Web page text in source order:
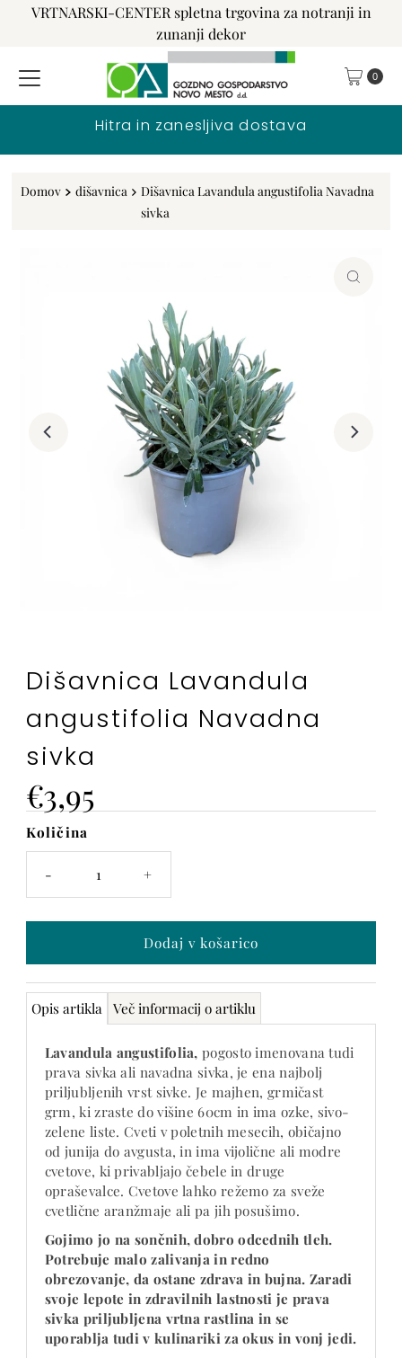
Preskoči na vsebino
VRTNARSKI-CENTER spletna trgovina za notranji in
zunanji dekor
0
Hitra in zanesljiva dostava
Domov dišavnica
Dišavnica Lavandula angustifolia Navadna
sivka
Dišavnica Lavandula
angustifolia Navadna
sivka
Cena
€3,95
Na
zalogi
je
samo
še
Količina
- +
Opis artikla Več informacij o artiklu
Lavandula angustifolia, pogosto imenovana tudi
prava sivka ali navadna sivka, je ena najbolj
priljubljenih vrst sivke. Je majhen, grmičast
grm, ki zraste do višine 60cm in ima ozke, sivo-
zelene liste. Cveti v poletnih mesecih, običajno
od junija do avgusta, in ima vijolične ali modre
cvetove, ki privabljajo čebele in druge
opraševalce. Cvetove lahko režemo za sveže
cvetlične aranžmaje ali pa jih posušimo.
Gojimo jo na sončnih, dobro odcednih tleh.
Potrebuje malo zalivanja in redno
obrezovanje, da ostane zdrava in bujna. Zaradi
svoje lepote in zdravilnih lastnosti je prava
sivka priljubljena vrtna rastlina in se
uporablja tudi v kulinariki za okus in vonj jedi.